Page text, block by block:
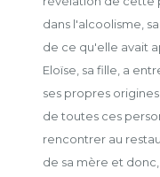
dans l'alcoolisme,
de ce qu'elle avait
Eloïse, sa fille, a
ses propres
de toutes ces
rencontrer au
de sa mère et